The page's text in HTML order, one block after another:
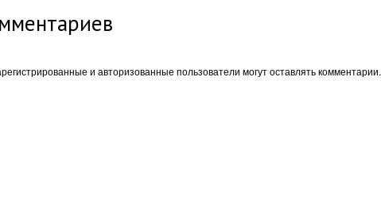
и авторизованные пользователи могут оставлять комментарии.